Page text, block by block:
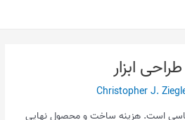
ابزار
Christopher J.
اساسی است. هزینه ساخت و محصول نهایی